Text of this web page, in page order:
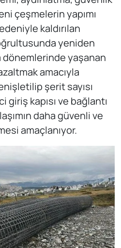
çeşmelerin yapımı
kaldırılan
yeniden
dönemlerinde yaşanan
amacıyla
şerit sayısı
giriş kapısı ve bağlantı
daha güvenli ve
amaçlanıyor.